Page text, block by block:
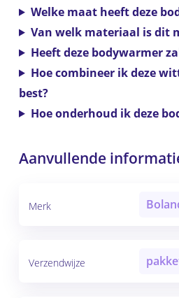
Welke maat heeft deze
Van welk materiaal is dit
Heeft deze bodywarmer
Hoe combineer ik deze
best?
Hoe onderhoud ik deze
Aanvullende
Merk
Verzendwijze